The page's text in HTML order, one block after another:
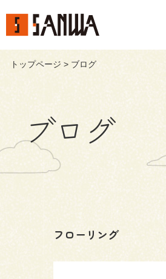
トップページ > ブログ
ブログ
フローリング